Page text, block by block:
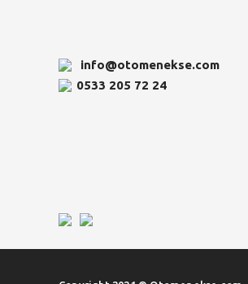
info@otomenekse.com
0533 205 72 24